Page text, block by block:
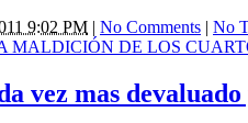
9:02 PM | No Comments | No
MALDICIÓN DE LOS
vez mas devaluado